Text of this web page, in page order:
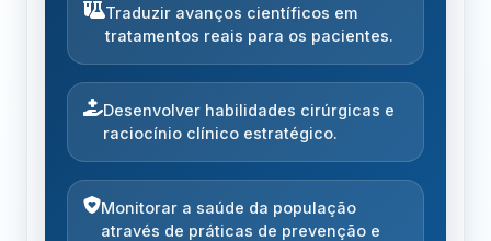
Traduzir avanços científicos em
tratamentos reais para os pacientes.
Desenvolver habilidades cirúrgicas e
raciocínio clínico estratégico.
Monitorar a saúde da população
através de práticas de prevenção e